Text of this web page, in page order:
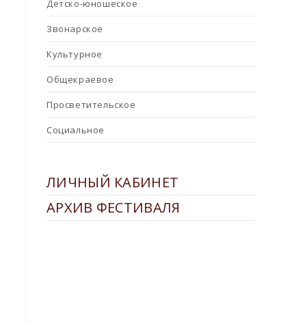
Детско-юношеское
Звонарское
Культурное
Общекраевое
Просветительское
Социальное
ЛИЧНЫЙ КАБИНЕТ
АРХИВ ФЕСТИВАЛЯ